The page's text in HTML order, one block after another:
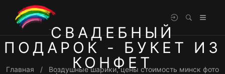
СВАДЕБНЫЙ
ПОДАРОК - БУКЕТ ИЗ
КОНФЕТ
Главная
Воздушные шарики, цены стоимость минск фото